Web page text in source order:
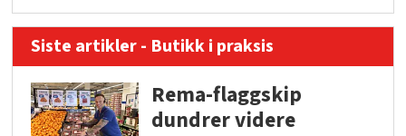
Siste artikler - Butikk i praksis
Rema-flaggskip
dundrer videre